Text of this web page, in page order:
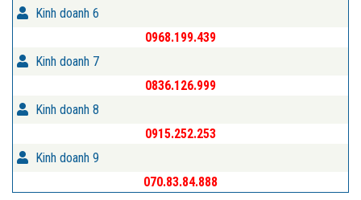
Kinh doanh 6
0968.199.439
Kinh doanh 7
0836.126.999
Kinh doanh 8
0915.252.253
Kinh doanh 9
070.83.84.888